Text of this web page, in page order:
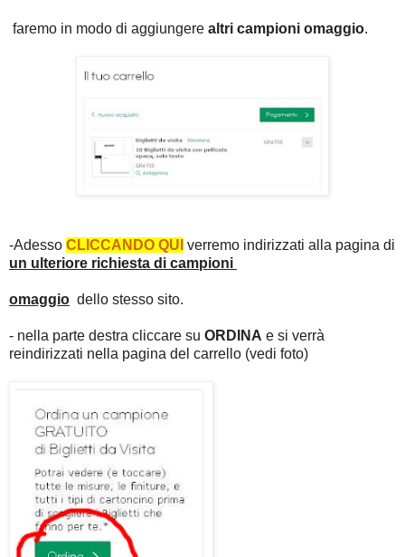
faremo in modo di aggiungere altri campioni omaggio.
-Adesso CLICCANDO QUI verremo indirizzati alla pagina di
un ulteriore richiesta di campioni
omaggio dello stesso sito.
- nella parte destra cliccare su ORDINA e si verrà
reindirizzati nella pagina del carrello (vedi foto)